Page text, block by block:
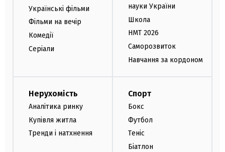
Українські фільми
Фільми на вечір
Комедії
Серіали
науки України
Школа
НМТ 2026
Саморозвиток
Навчання за кордоном
Нерухомість
Аналітика ринку
Купівля житла
Тренди і натхнення
Спорт
Бокс
Футбол
Теніс
Біатлон